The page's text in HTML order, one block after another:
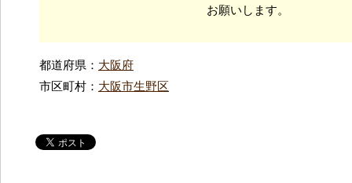
お願いします。
都道府県： 大阪府
市区町村： 大阪市生野区